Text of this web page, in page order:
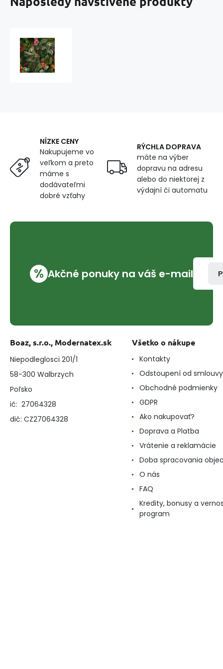
NÍZKE CENY
Nakupujeme vo
veľkom a preto
máme s
dodávateľmi
dobré vzťahy
RÝCHLA DOPRAVA
máte na výber
dopravu na adresu
alebo do niektorej z
výdajní či automatu
% Akčné ponuky na váš e-mail
Boaz, s.r.o., Modernatex.sk
Niepodleglosci 201/1
58-300 Walbrzych
Poľsko
ič: 27064328
dič: CZ27064328
Všetko o nákupe
Kontakty
Odstoupení od smlouvy
Obchodné podmienky
GDPR
Ako nakupovať?
Doprava a Platba
Vrátenie a reklamácie
Doba spracovania
O nás
FAQ
Kredity, bonusy a
program